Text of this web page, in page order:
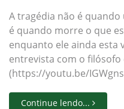
A tragédia não é
é quando morre o que
enquanto ele ainda esta
entrevista com o
(https://youtu.be/
Continue lendo...